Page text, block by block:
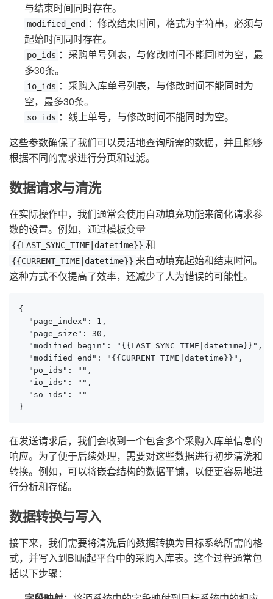
与结束时间同时存在。
modified_end ：修改结束时间，格式为字符串，必须与
起始时间同时存在。
po_ids ：采购单号列表，与修改时间不能同时为空，最
多30条。
io_ids ：采购入库单号列表，与修改时间不能同时为
空，最多30条。
so_ids ：线上单号，与修改时间不能同时为空。
这些参数确保了我们可以灵活地查询所需的数据，并且能够
根据不同的需求进行分页和过滤。
数据请求与清洗
在实际操作中，我们通常会使用自动填充功能来简化请求参
数的设置。例如，通过模板变量
{{LAST_SYNC_TIME|datetime}} 和
{{CURRENT_TIME|datetime}} 来自动填充起始和结束时间。
这种方式不仅提高了效率，还减少了人为错误的可能性。
{
  "page_index": 1,
  "page_size": 30,
  "modified_begin": "{{LAST_SYNC_TIME|datetime}}",
  "modified_end": "{{CURRENT_TIME|datetime}}",
  "po_ids": "",
  "io_ids": "",
  "so_ids": ""
}
在发送请求后，我们会收到一个包含多个采购入库单信息的
响应。为了便于后续处理，需要对这些数据进行初步清洗和
转换。例如，可以将嵌套结构的数据平铺，以便更容易地进
行分析和存储。
数据转换与写入
接下来，我们需要将清洗后的数据转换为目标系统所需的格
式，并写入到BI崛起平台中的采购入库表。这个过程通常包
括以下步骤：